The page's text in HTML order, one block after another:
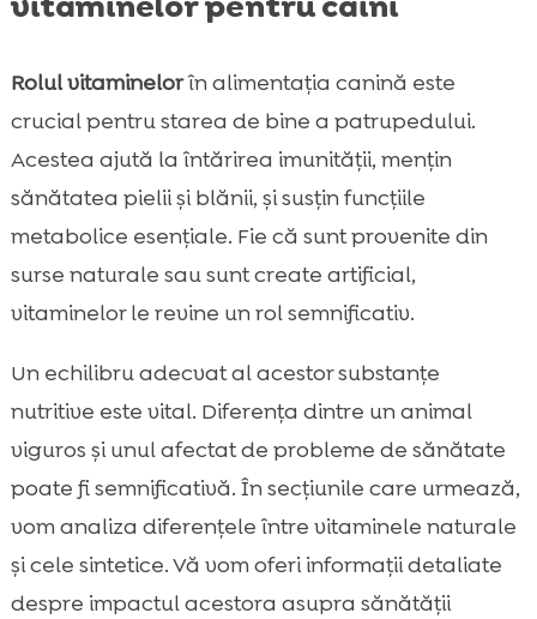
Rolul vitaminelorîn alimentația canină este
crucial pentru starea de bine a patrupedului.
Acestea ajută la întărirea imunității, mențin
sănătatea pielii și blănii, și susțin funcțiile
metabolice esențiale. Fie că sunt provenite din
surse naturale sau sunt create artificial,
vitaminelor le revine un rol semnificativ.
Un echilibru adecvat al acestor substanțe
nutritive este vital. Diferența dintre un animal
viguros și unul afectat de probleme de sănătate
poate fi semnificativă. În secțiunile care urmează,
vom analiza diferențele între vitaminele naturale
și cele sintetice. Vă vom oferi informații detaliate
despre impactul acestora asupra sănătății